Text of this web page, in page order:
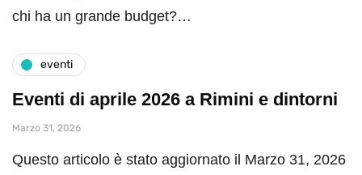
chi ha un grande budget?…
eventi
Eventi di aprile 2026 a Rimini e dintorni
Marzo 31, 2026
Questo articolo è stato aggiornato il Marzo 31, 2026